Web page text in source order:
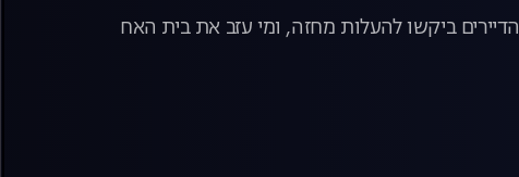
ביקשו להעלות מחזה, ומי עזב את בית האח